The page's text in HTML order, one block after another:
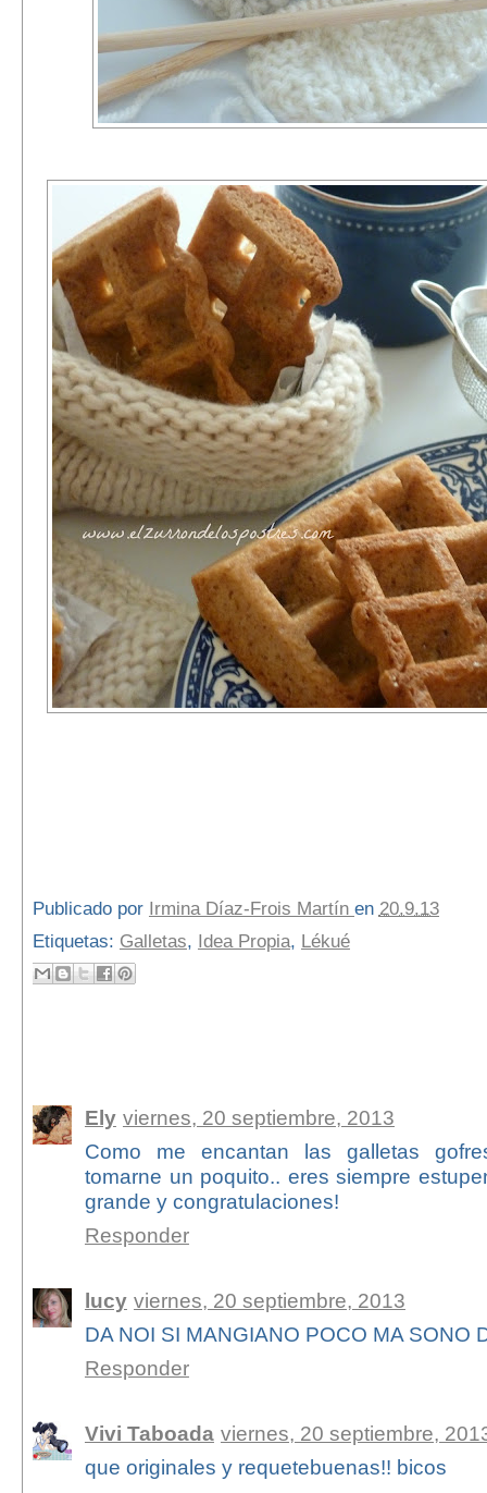
Publicado por Irmina Díaz-Frois Martín en 20.9.13
Etiquetas: Galletas, Idea Propia, Lékué
Ely viernes, 20 septiembre, 2013
Como me encantan las galletas
tomarne un poquito.. eres siempre
grande y congratulaciones!
Responder
lucy viernes, 20 septiembre, 2013
DA NOI SI MANGIANO POCO MA SONO
Responder
Vivi Taboada viernes, 20 septiembre,
que originales y requetebuenas!! bicos